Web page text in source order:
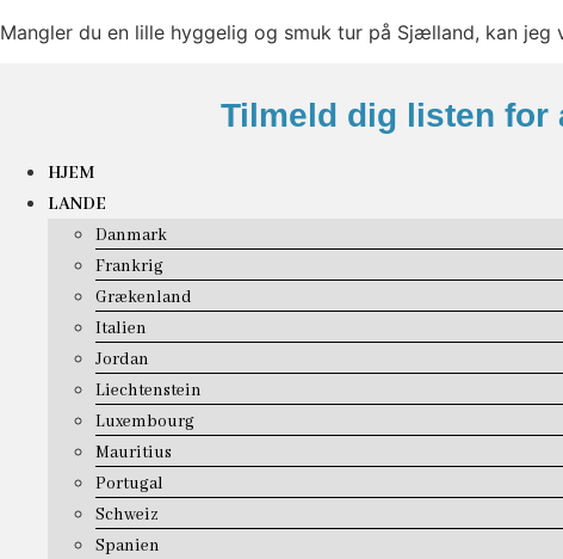
Mangler du en lille hyggelig og smuk tur på Sjælland, kan jeg
Tilmeld dig listen for
HJEM
LANDE
Danmark
Frankrig
Grækenland
Italien
Jordan
Liechtenstein
Luxembourg
Mauritius
Portugal
Schweiz
Spanien